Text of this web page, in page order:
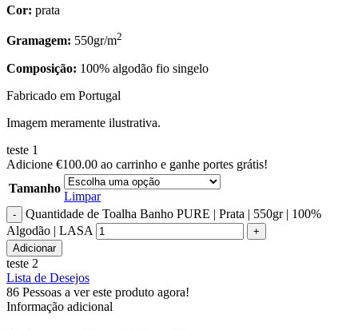
Cor: prata
Gramagem: 550gr/m2
Composição: 100% algodão fio singelo
Fabricado em Portugal
Imagem meramente ilustrativa.
teste 1
Adicione €100.00 ao carrinho e ganhe portes grátis!
Tamanho
Limpar
Quantidade de Toalha Banho PURE | Prata | 550gr | 100%
Algodão | LASA
Adicionar
teste 2
Lista de Desejos
86 Pessoas a ver este produto agora!
Informação adicional